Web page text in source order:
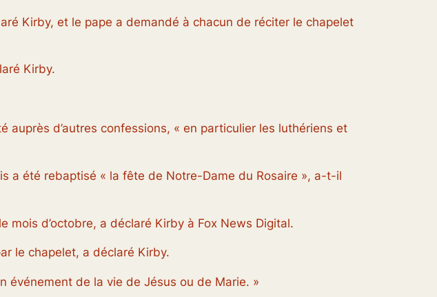
Kirby, et le pape a demandé à chacun de réciter le chapelet
Kirby.
d’autres confessions, « en particulier les luthériens et
a été rebaptisé « la fête de Notre-Dame du Rosaire », a-t-il
d’octobre, a déclaré Kirby à Fox News Digital.
le chapelet, a déclaré Kirby.
événement de la vie de Jésus ou de Marie. »